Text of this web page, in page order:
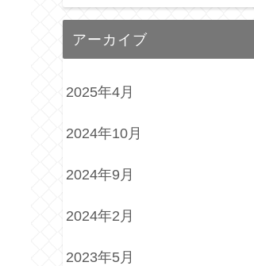
アーカイブ
2025年4月
2024年10月
2024年9月
2024年2月
2023年5月